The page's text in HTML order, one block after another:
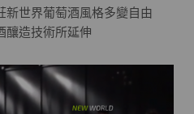
新世界葡萄酒風格多變自由
釀造技術所延伸